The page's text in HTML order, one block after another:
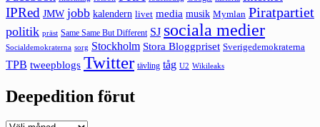
IPRed JMW jobb kalendern livet media musik Mymlan Piratpartiet
politik präst Same Same But Different SJ sociala medier
Socialdemokraterna sorg Stockholm Stora Bloggpriset Sverigedemokraterna
TPB tweepblogs Twitter tävling tåg U2 Wikileaks
Deepedition förut